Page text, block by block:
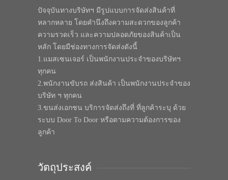
ปัจจุบันทางบริษัทฯ มีรูปแบบการจัดส่งสินค้าที่
หลากหลาย โดยคำนึงถึงความสะดวกของลูกค้า
ความรวดเร็ว และความปลอดภัยของสินค้าเป็น
หลัก โดยมีช่องทางการจัดส่งดังนี้
1.แมสเซนเจอร์ เป็นพนักงานประจำของบริษัทฯ
ทุกคน
2.พนักงานขับรถ ส่งสินค้า เป็นพนักงานประจำของ
บริษัท ฯ ทุกคน
3.ขนส่งเอกชน บริการจัดส่งถึงที่ ที่ลูกค้าระบุ ด้วย
ระบบ Door To Door หรือตามความต้องการของ
ลูกค้า
วัตถุประสงค์